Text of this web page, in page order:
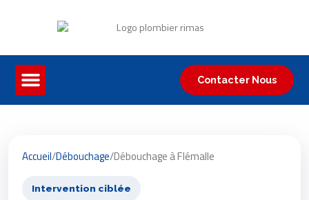
Contacter Nous
Accueil/Débouchage/Débouchage à Flémalle
Intervention ciblée